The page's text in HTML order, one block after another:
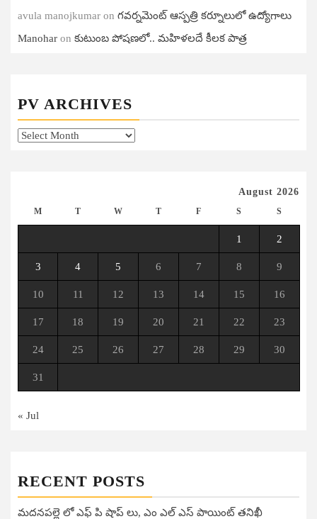
avula manojkumar on గ‌వ‌ర్న‌మెంట్ ఆస్ప‌త్రి క‌ర్నూలులో ఉద్యోగాలు
Manohar on కుటుంబ పోషణలో.. మహిళలదే కీలక పాత్ర
PV ARCHIVES
PV
August 2026
M T W T F S S
1 2
3 4 5 6 7 8 9
10 11 12 13 14 15 16
17 18 19 20 21 22 23
24 25 26 27 28 29 30
31
« Jul
RECENT POSTS
మదనపల్లె లో ఎఫ్ పి షాప్ లు, ఎం ఎల్ ఎస్ పాయింట్ తనిఖీ